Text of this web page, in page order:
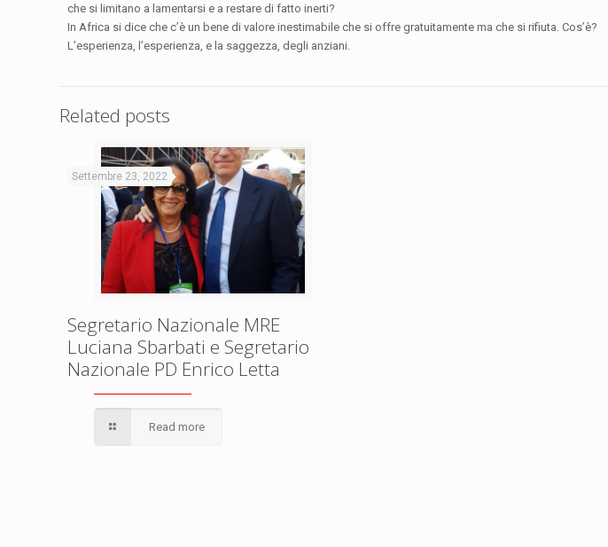
che si limitano a lamentarsi e a restare di fatto inerti?
In Africa si dice che c’è un bene di valore inestimabile che si offre gratuitamente ma che si rifiuta. Cos’è?
L’esperienza, l’esperienza, e la saggezza, degli anziani.
Related posts
Settembre 23, 2022
Segretario Nazionale MRE
Luciana Sbarbati e Segretario
Nazionale PD Enrico Letta
Read more